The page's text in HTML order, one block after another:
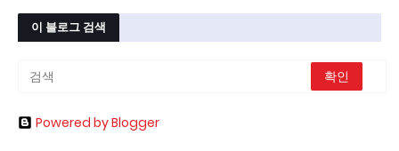
이 블로그 검색
Powered by Blogger